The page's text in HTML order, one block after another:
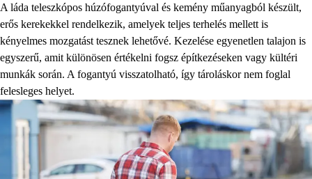
A láda teleszkópos húzófogantyúval és kemény műanyagból készült,
erős kerekekkel rendelkezik, amelyek teljes terhelés mellett is
kényelmes mozgatást tesznek lehetővé. Kezelése egyenetlen talajon is
egyszerű, amit különösen értékelni fogsz építkezéseken vagy kültéri
munkák során. A fogantyú visszatolható, így tároláskor nem foglal
felesleges helyet.